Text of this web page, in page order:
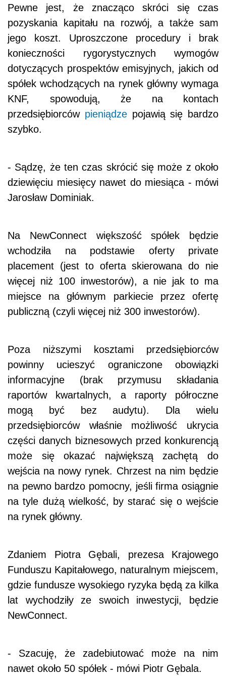
Pewne jest, że znacząco skróci się czas
pozyskania kapitału na rozwój, a także sam
jego koszt. Uproszczone procedury i brak
konieczności rygorystycznych wymogów
dotyczących prospektów emisyjnych, jakich od
spółek wchodzących na rynek główny wymaga
KNF, spowodują, że na kontach
przedsiębiorców pieniądzepojawią się bardzo
szybko.
- Sądzę, że ten czas skrócić się może z około
dziewięciu miesięcy nawet do miesiąca - mówi
Jarosław Dominiak.
Na NewConnect większość spółek będzie
wchodziła na podstawie oferty private
placement (jest to oferta skierowana do nie
więcej niż 100 inwestorów), a nie jak to ma
miejsce na głównym parkiecie przez ofertę
publiczną (czyli więcej niż 300 inwestorów).
Poza niższymi kosztami przedsiębiorców
powinny ucieszyć ograniczone obowiązki
informacyjne (brak przymusu składania
raportów kwartalnych, a raporty półroczne
mogą być bez audytu). Dla wielu
przedsiębiorców właśnie możliwość ukrycia
części danych biznesowych przed konkurencją
może się okazać największą zachętą do
wejścia na nowy rynek. Chrzest na nim będzie
na pewno bardzo pomocny, jeśli firma osiągnie
na tyle dużą wielkość, by starać się o wejście
na rynek główny.
Zdaniem Piotra Gębali, prezesa Krajowego
Funduszu Kapitałowego, naturalnym miejscem,
gdzie fundusze wysokiego ryzyka będą za kilka
lat wychodziły ze swoich inwestycji, będzie
NewConnect.
- Szacuję, że zadebiutować może na nim
nawet około 50 spółek - mówi Piotr Gębala.